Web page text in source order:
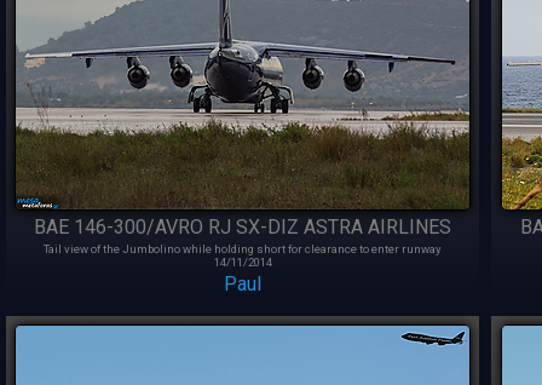
BAE 146-300/AVRO RJ SX-DIZ ASTRA AIRLINES
Tail view of the Jumbolino while holding short for clearance to enter runway
14/11/2014
Paul